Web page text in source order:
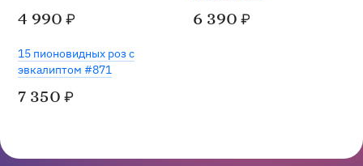
4 990 ₽ 6 390 ₽
15 пионовидных роз с
эвкалиптом #871
7 350 ₽